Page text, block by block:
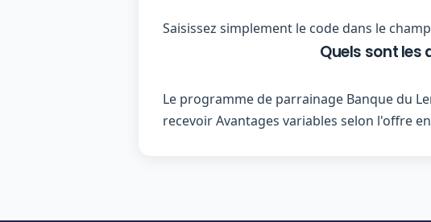
Saisissez simplement le code dans le
Quels sont les
Le programme de parrainage Banque du
recevoir Avantages variables selon l'offre